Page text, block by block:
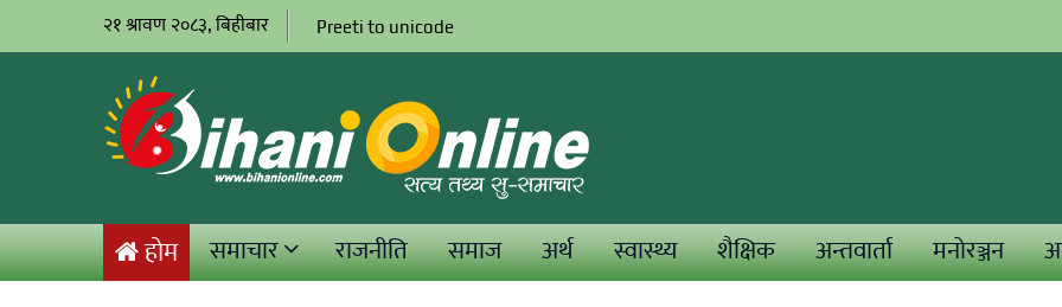
२१ श्रावण २०८३, बिहीबार Preeti to unicode
होम समाचार राजनीति समाज अर्थ स्वास्थ्य शैक्षिक अन्तवार्ता मनोरञ्जन